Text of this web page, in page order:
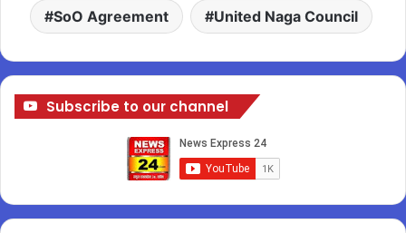
SoO Agreement United Naga Council
Subscribe to our channel